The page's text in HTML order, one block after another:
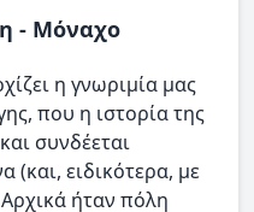
- Μόναχο
η γνωριμία μας
που η ιστορία της
συνδέεται
(και, ειδικότερα, με
ήταν πόλη